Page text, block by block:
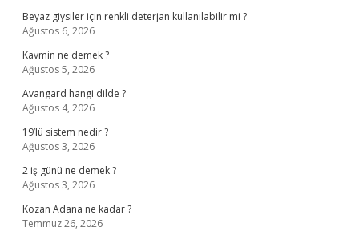
Beyaz giysiler için renkli deterjan kullanılabilir mi ?
Ağustos 6, 2026
Kavmin ne demek ?
Ağustos 5, 2026
Avangard hangi dilde ?
Ağustos 4, 2026
19’lü sistem nedir ?
Ağustos 3, 2026
2 iş günü ne demek ?
Ağustos 3, 2026
Kozan Adana ne kadar ?
Temmuz 26, 2026